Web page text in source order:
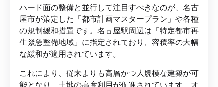
ハード面の整備と並行して注目すべきなのが、名古
屋市が策定した「都市計画マスタープラン」や各種
の規制緩和措置です。名古屋駅周辺は「特定都市再
生緊急整備地域」に指定されており、容積率の大幅
な緩和が適用されています。
これにより、従来よりも高層かつ大規模な建築が可
能となり、土地の高度利用が促進されています。オ